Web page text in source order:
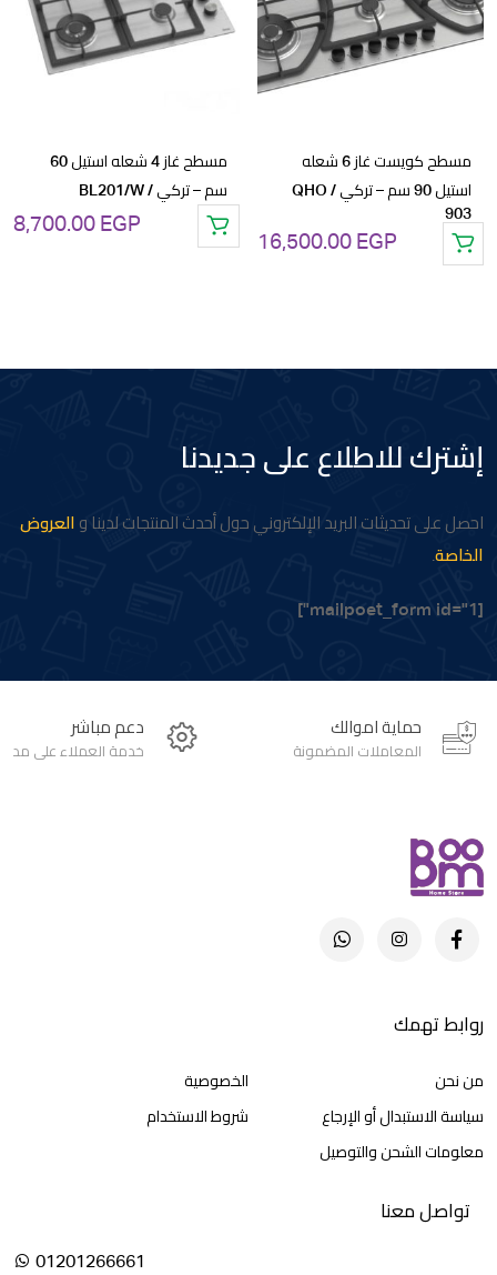
مسطح كويست غاز 6 شعله
استيل 90 سم – تركي / QHO
903
16,500.00 EGP
to
wishlist
مسطح غاز 4 شعله استيل 60
سم – تركي / BL201/W
8,700.00 EGP
to
wishlist
إشترك للاطلاع على جديدنا
احصل على تحديثات البريد الإلكتروني حول أحدث المنتجات لدينا و العروض
الخاصة
[mailpoet_form id="1"]
دعم مباشر
خدمة العملاء على مدار 24 ساعة
حماية اموالك
المعاملات المضمونة
روابط تهمك
من نحن
الخصوصية
سياسة الاستبدال أو الإرجاع
شروط الاستخدام
معلومات الشحن والتوصيل
تواصل معنا
01201266661